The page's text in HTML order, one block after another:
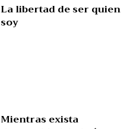
La libertad de ser quien
soy
Mientras exista